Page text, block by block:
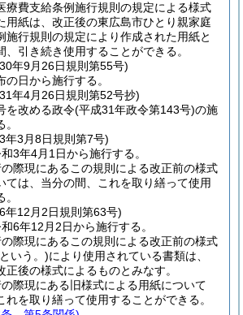
療費支給条例施行規則の規定による様式
用紙は、改正後の東広島市ひとり親家庭
施行規則の規定により作成された用紙と
、引き続き使用することができる。
年9月26日規則第55号)
の日から施行する。
年4月26日規則第52号抄)
を改める政令(平成31年政令第143号)の施
年3月8日規則第7号)
3年4月1日から施行する。
際現にあるこの規則による改正前の様式
ては、当分の間、これを取り繕って使用
年12月2日規則第63号)
6年12月2日から施行する。
際現にあるこの規則による改正前の様式
いう。)により使用されている書類は、
正後の様式によるものとみなす。
際現にある旧様式による用紙について
れを取り繕って使用することができる。